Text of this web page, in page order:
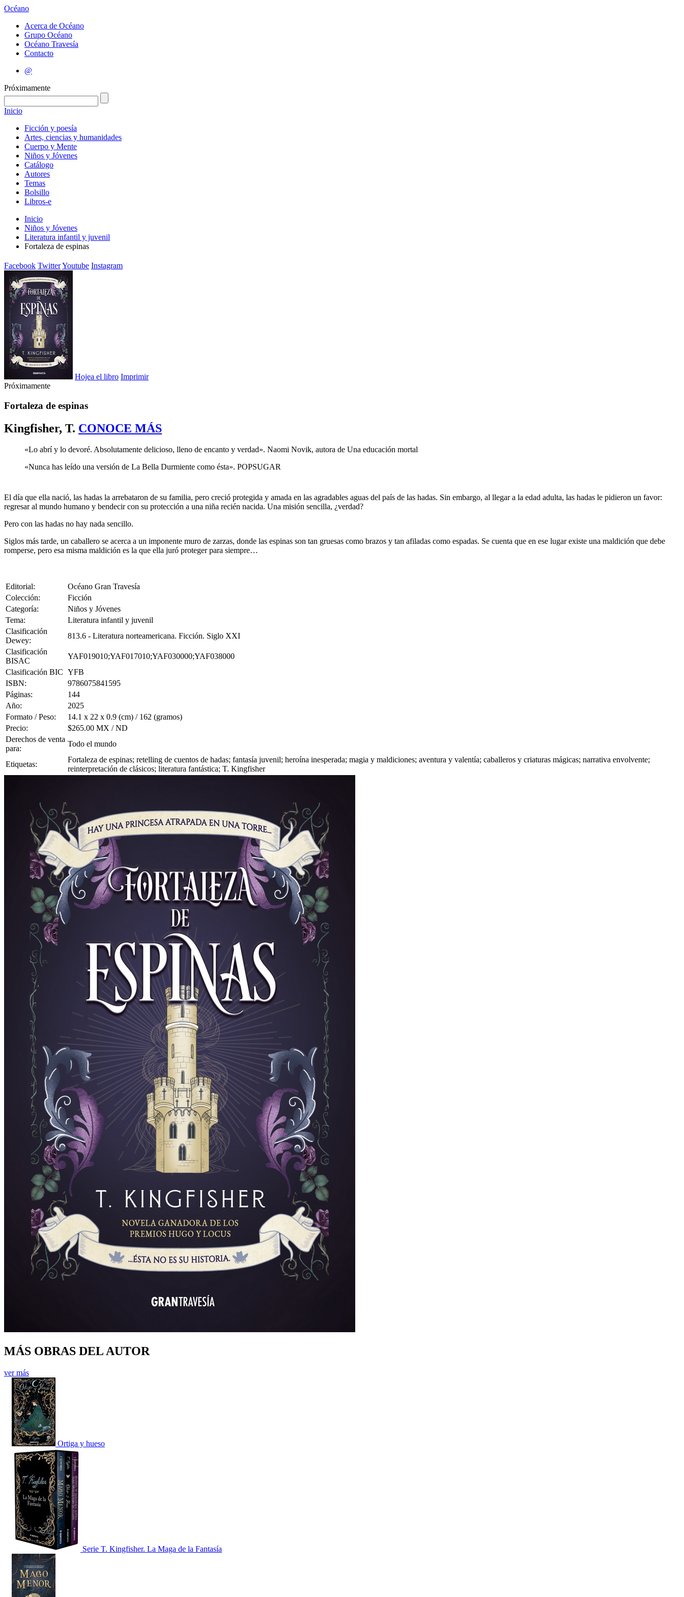
Océano
Acerca de Océano
Grupo Océano
Océano Travesía
Contacto
@
Próximamente
Inicio
Ficción y poesía
Artes, ciencias y humanidades
Cuerpo y Mente
Niños y Jóvenes
Catálogo
Autores
Temas
Bolsillo
Libros-e
Inicio
Niños y Jóvenes
Literatura infantil y juvenil
Fortaleza de espinas
Facebook TwitterYoutube Instagram
Hojea el libro Imprimir
Próximamente
Fortaleza de espinas
Kingfisher, T. CONOCE MÁS
«Lo abrí y lo devoré. Absolutamente delicioso, lleno de encanto y verdad». Naomi Novik, autora de Una educación mortal
«Nunca has leído una versión de La Bella Durmiente como ésta». POPSUGAR
El día que ella nació, las hadas la arrebataron de su familia, pero creció protegida y amada en las agradables aguas del país de las hadas. Sin embargo, al llegar a la edad adulta, las hadas le pidieron un favor:
regresar al mundo humano y bendecir con su protección a una niña recién nacida. Una misión sencilla, ¿verdad?
Pero con las hadas no hay nada sencillo.
Siglos más tarde, un caballero se acerca a un imponente muro de zarzas, donde las espinas son tan gruesas como brazos y tan afiladas como espadas. Se cuenta que en ese lugar existe una maldición que debe
romperse, pero esa misma maldición es la que ella juró proteger para siempre…
Editorial:
Océano Gran Travesía
Colección:
Ficción
Categoría:
Niños y Jóvenes
Tema:
Literatura infantil y juvenil
Clasificación
Dewey:
813.6 - Literatura norteamericana. Ficción. Siglo XXI
Clasificación
BISAC
YAF019010;YAF017010;YAF030000;YAF038000
Clasificación BIC YFB
ISBN:
9786075841595
Páginas:
144
Año:
2025
Formato / Peso:
14.1 x 22 x 0.9 (cm) / 162 (gramos)
Precio:
$265.00 MX / ND
Derechos de venta
para:
Todo el mundo
Etiquetas:
Fortaleza de espinas; retelling de cuentos de hadas; fantasía juvenil; heroína inesperada; magia y maldiciones; aventura y valentía; caballeros y criaturas mágicas; narrativa envolvente;
reinterpretación de clásicos; literatura fantástica; T. Kingfisher
MÁS OBRAS DEL AUTOR
ver más
Ortiga y hueso
Serie T. Kingfisher. La Maga de la Fantasía